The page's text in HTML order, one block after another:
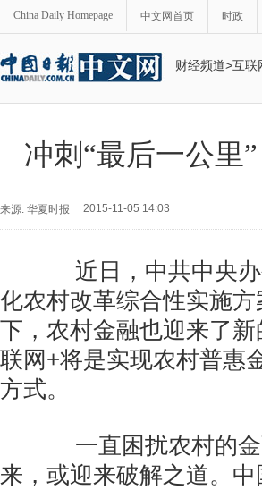
China Daily Homepage 中文网首页 时政
财经频道>互联
冲刺“最后一公里
来源: 华夏时报 2015-11-05 14:03
近日，中共中央办
化农村改革综合性实施
下，农村金融也迎来了
联网+将是实现农村普惠
方式。
一直困扰农村的金
来，或迎来破解之道。